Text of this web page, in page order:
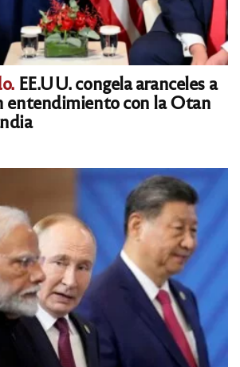
EE.UU. congela aranceles a
entendimiento con la Otan